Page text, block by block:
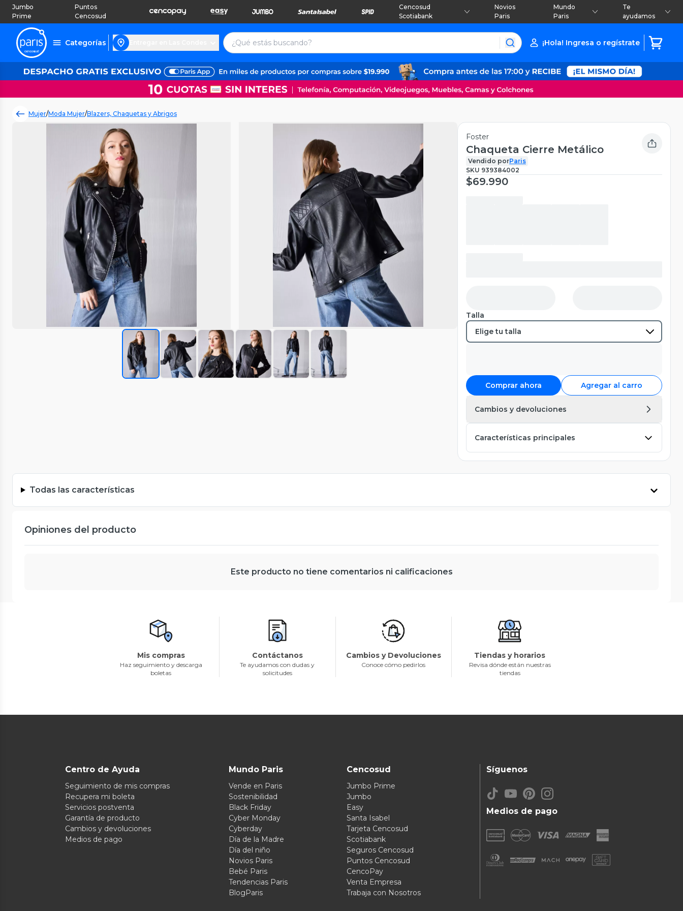
Jumbo
Prime
Puntos
Cencosud
Cencosud
Scotiabank
Novios
Paris
Mundo
Paris
Te
ayudamos
Categorías ¡Hola! Ingresa o regístrate
Mujer/Moda Mujer/Blazers, Chaquetas y Abrigos
Foster
Chaqueta Cierre Metálico
Vendido porParis
SKU 939384002
$69.990
Talla
Comprar ahora Agregar al carro
Cambios y devoluciones
Características principales
Todas las características
Opiniones del producto
Este producto no tiene comentarios ni calificaciones
Mis compras
Haz seguimiento y descarga
boletas
Contáctanos
Te ayudamos con dudas y
solicitudes
Cambios y Devoluciones
Conoce cómo pedirlos
Tiendas y horarios
Revisa dónde están nuestras
tiendas
Centro de Ayuda
Seguimiento de mis compras
Recupera mi boleta
Servicios postventa
Garantía de producto
Cambios y devoluciones
Medios de pago
Mundo Paris
Vende en Paris
Sostenibilidad
Black Friday
Cyber Monday
Cyberday
Día de la Madre
Día del niño
Novios Paris
Bebé Paris
Tendencias Paris
BlogParis
Cencosud
Jumbo Prime
Jumbo
Easy
Santa Isabel
Tarjeta Cencosud
Scotiabank
Seguros Cencosud
Puntos Cencosud
CencoPay
Venta Empresa
Trabaja con Nosotros
Medios de pago
Síguenos